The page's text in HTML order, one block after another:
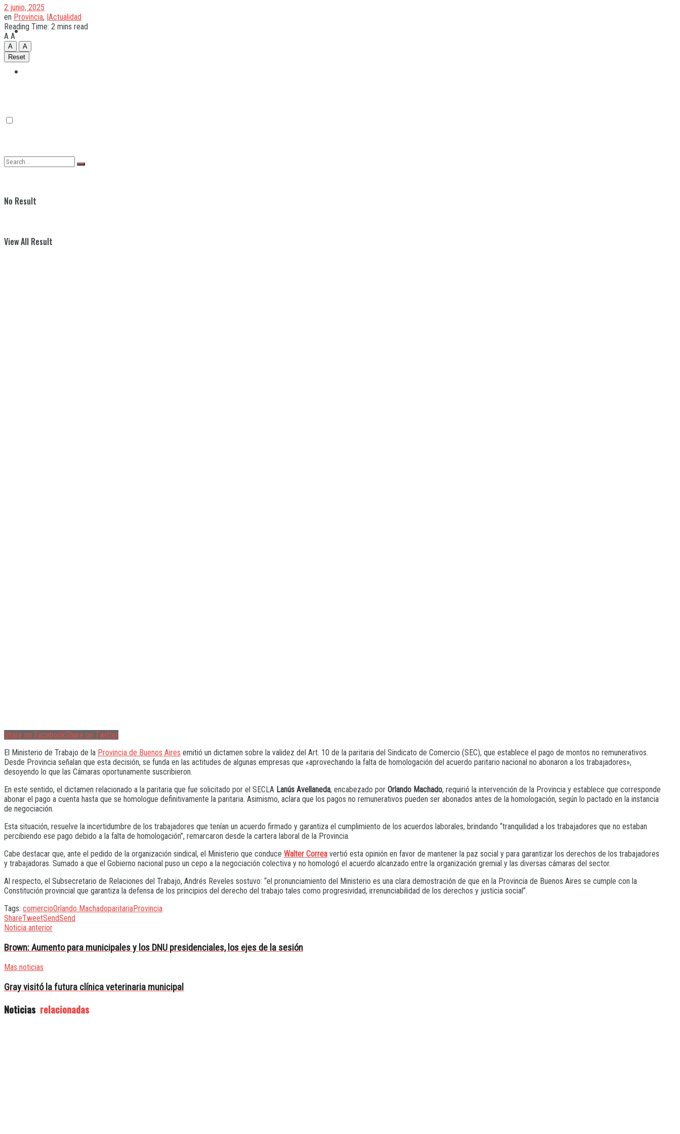
Quilmes
No Result
View All Result
2 junio, 2025
en Provincia, |Actualidad
Reading Time: 2 mins read
A A
A
A
Reset
Share on FacebookShare on Twitter
El Ministerio de Trabajo de la Provincia de Buenos Aires emitió un dictamen sobre la validez del Art. 10 de la paritaria del Sindicato de Comercio (SEC), que establece el pago de montos no remunerativos.
Desde Provincia señalan que esta decisión, se funda en las actitudes de algunas empresas que «aprovechando la falta de homologación del acuerdo paritario nacional no abonaron a los trabajadores»,
desoyendo lo que las Cámaras oportunamente suscribieron.
En este sentido, el dictamen relacionado a la paritaria que fue solicitado por el SECLA Lanús Avellaneda, encabezado por Orlando Machado, requirió la intervención de la Provincia y establece que corresponde
abonar el pago a cuenta hasta que se homologue definitivamente la paritaria. Asimismo, aclara que los pagos no remunerativos pueden ser abonados antes de la homologación, según lo pactado en la instancia
de negociación.
Esta situación, resuelve la incertidumbre de los trabajadores que tenían un acuerdo firmado y garantiza el cumplimiento de los acuerdos laborales, brindando “tranquilidad a los trabajadores que no estaban
percibiendo ese pago debido a la falta de homologación”, remarcaron desde la cartera laboral de la Provincia.
Cabe destacar que, ante el pedido de la organización sindical, el Ministerio que conduce Walter Correa vertió esta opinión en favor de mantener la paz social y para garantizar los derechos de los trabajadores
y trabajadoras. Sumado a que el Gobierno nacional puso un cepo a la negociación colectiva y no homologó el acuerdo alcanzado entre la organización gremial y las diversas cámaras del sector.
Al respecto, el Subsecretario de Relaciones del Trabajo, Andrés Reveles sostuvo: “el pronunciamiento del Ministerio es una clara demostración de que en la Provincia de Buenos Aires se cumple con la
Constitución provincial que garantiza la defensa de los principios del derecho del trabajo tales como progresividad, irrenunciabilidad de los derechos y justicia social”.
Tags: comercioOrlando MachadoparitariaProvincia
ShareTweetSendSend
Noticia anterior
Brown: Aumento para municipales y los DNU presidenciales, los ejes de la sesión
Mas noticias
Gray visitó la futura clínica veterinaria municipal
Noticias relacionadas